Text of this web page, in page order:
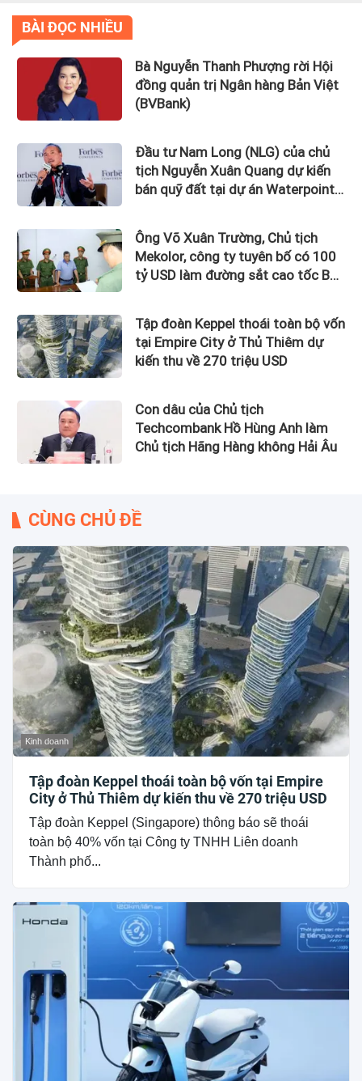
BÀI ĐỌC NHIỀU
Bà Nguyễn Thanh Phượng rời Hội
đồng quản trị Ngân hàng Bản Việt
(BVBank)
Đầu tư Nam Long (NLG) của chủ
tịch Nguyễn Xuân Quang dự kiến
bán quỹ đất tại dự án Waterpoint,
Ông Võ Xuân Trường, Chủ tịch
Mekolor, công ty tuyên bố có 100
tỷ USD làm đường sắt cao tốc Bắc
Tập đoàn Keppel thoái toàn bộ vốn
tại Empire City ở Thủ Thiêm dự
kiến thu về 270 triệu USD
Con dâu của Chủ tịch
Techcombank Hồ Hùng Anh làm
Chủ tịch Hãng Hàng không Hải Âu
CÙNG CHỦ ĐỀ
Kinh doanh
Tập đoàn Keppel thoái toàn bộ vốn tại Empire
City ở Thủ Thiêm dự kiến thu về 270 triệu USD
Tập đoàn Keppel (Singapore) thông báo sẽ thoái
toàn bộ 40% vốn tại Công ty TNHH Liên doanh
Thành phố...